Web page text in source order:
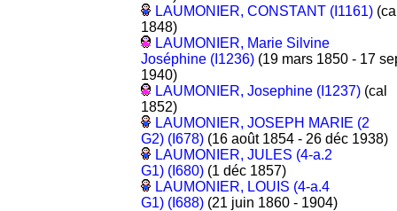
LAUMONIER, CONSTANT (I1161)
1848)
LAUMONIER, Marie Silvine
Joséphine (I1236)(19 mars 1850 - 17
1940)
LAUMONIER, Josephine (I1237)(cal
1852)
LAUMONIER, JOSEPH MARIE (2
G2) (I678)(16 août 1854 - 26 déc 1938)
LAUMONIER, JULES (4-a.2
G1) (I680)(1 déc 1857)
LAUMONIER, LOUIS (4-a.4
G1) (I688)(21 juin 1860 - 1904)